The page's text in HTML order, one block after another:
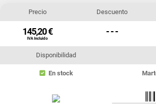
Precio
145,20 €
IVA Incluido
Descuento
- - -
Disponibilidad
En stock